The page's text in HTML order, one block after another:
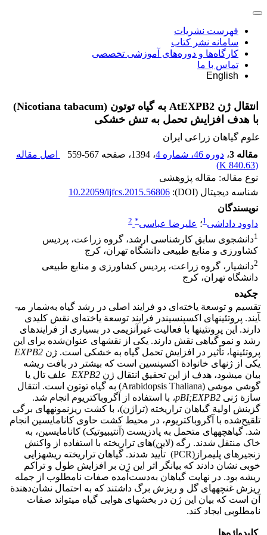
فهرست نشریات
سامانه نشر کتاب
کارگاه‌ها و دوره‌های آموزشی تخصصی
تماس با ما
English
انتقال ژن AtEXPB2 به گیاه توتون (Nicotiana tabacum)
با هدف افزایش تحمل به تنش خشکی
علوم گیاهان زراعی ایران
مقاله 3
، دوره 46، شماره 4 ، 1394 ، صفحه 559-567
اصل مقاله
(
840.63 K
)
نوع مقاله: مقاله پژوهشی
شناسه دیجیتال (DOI):
10.22059/ijfcs.2015.56806
نویسندگان
داوود داداشی1؛ علیرضا عباسی*
2
1دانشجوی سابق کارشناسی ارشد، گروه زراعت، پردیس
کشاورزی و منابع طبیعی دانشگاه تهران، کرج
2دانشیار، گروه زراعت، پردیس کشاورزی و منابع طبیعی
دانشگاه تهران، کرج
چکیده
تقسیم و توسعة یاخته‌ای دو فرایند اصلی در رشد گیاه به‌شمار می­
آیند. پروتئین­های اکسپنسیندر فرایند توسعة یاخته‌ای نقش کلیدی
دارند. این پروتئین­ها با فعالیت غیرآنزیمی در بسیاری از فرایندهای
رشد و نمو گیاهی نقش دارند. یکی از نقش­های عنوان‌شده برای این
پروتئین­ها، تأثیر در افزایش تحمل گیاه به خشکی است. ژن EXPB2
یکی از ژن­های خانوادة اکسپنسین است که بیشتر در بافت ریشه
بیان می­شود، هدف از این تحقیق انتقال ژن EXPB2 علف تال یا
گوشی موشی‌ (Arabidopsis Thaliana) به گیاه توتون است. انتقال
سازة ژنی pBI;EXPB2، با استفاده از آگروباکتریوم انجام شد.
گزینش اولیة گیاهان تراریخته (تراژن)، با کشت ریزنمونه­های برگی
تلقیح‌شده با آگروباکتریوم، در محیط کشت حاوی کانامایسین انجام
شد. گیاهچه­های متحمل به پادزیست (آنتی­بیوتیک) کانامایسین، به
خاک منتقل شدند. رگه (لاین)­های تراریخته با استفاده از واکنش
زنجیره­ای پلیمراز(PCR) تأیید شدند. گیاهان تراریخته ریشه­زایی
خوبی نشان دادند که بیانگر اثر این ژن بر افزایش طول و تراکم
ریشه بود. در نهایت گیاهان به‌دست‌آمده صفات نامطلوب از جمله
ریزش غنچه­های گل و ریزش برگ داشتند که به احتمال نشان‌دهندة
آن است که بیان این ژن در بخش­های هوایی گیاه می­تواند صفات
نامطلوبی ایجاد ­کند.
کلیدواژه‌ها